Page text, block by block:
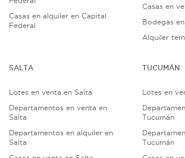
Casas en alquiler en Capital
Federal
Casas en
Bodegas
Alquiler
SALTA
Lotes en venta en Salta
Departamentos en venta en
Salta
Departamentos en alquiler en
Salta
TUCUMÁN
Lotes en
Tucumán
Tucumán